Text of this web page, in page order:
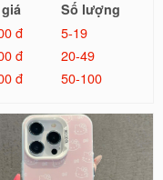
Số lượng
đ
5-19
đ
20-49
đ
50-100